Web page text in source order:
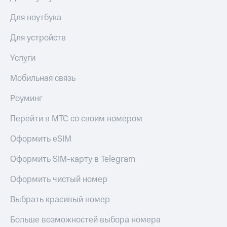
Для ноутбука
Для устройств
Услуги
Мобильная связь
Роуминг
Перейти в МТС со своим номером
Оформить eSIM
Оформить SIM-карту в Telegram
Оформить чистый номер
Выбрать красивый номер
Больше возможностей выбора номера